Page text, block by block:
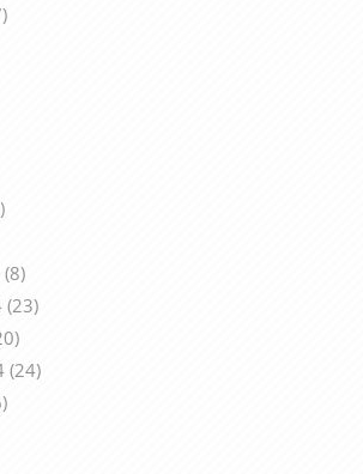
(8)
(23)
(24)